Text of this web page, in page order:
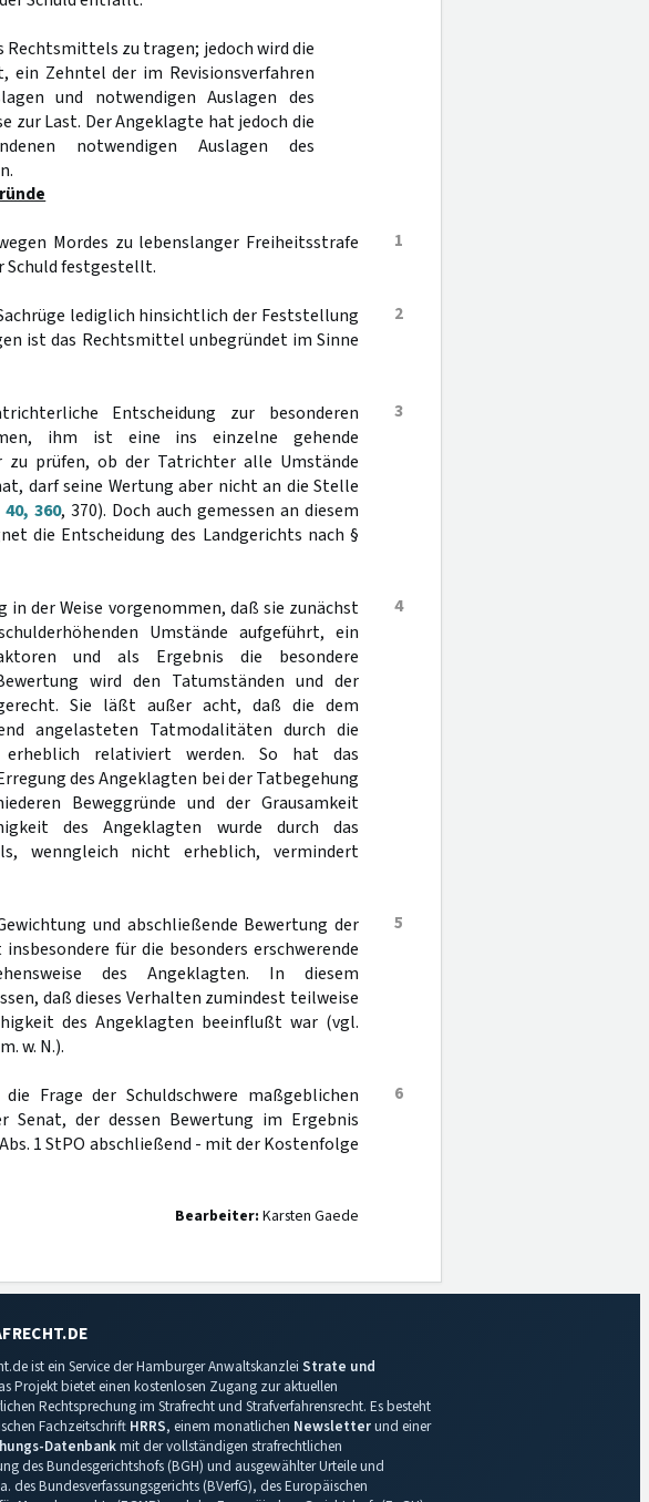
Rechtsmittels zu tragen; jedoch wird die
ein Zehntel der im Revisionsverfahren
und notwendigen Auslagen des
zur Last. Der Angeklagte hat jedoch die
notwendigen Auslagen des
1
Mordes zu lebenslanger Freiheitsstrafe
Schuld festgestellt.
2
lediglich hinsichtlich der Feststellung
ist das Rechtsmittel unbegründet im Sinne
3
Entscheidung zur besonderen
ihm ist eine ins einzelne gehende
prüfen, ob der Tatrichter alle Umstände
darf seine Wertung aber nicht an die Stelle
40, 360, 370). Doch auch gemessen an diesem
die Entscheidung des Landgerichts nach §
4
der Weise vorgenommen, daß sie zunächst
Umstände aufgeführt, ein
und als Ergebnis die besondere
wird den Tatumständen und der
Sie läßt außer acht, daß die dem
angelasteten Tatmodalitäten durch die
erheblich relativiert werden. So hat das
des Angeklagten bei der Tatbegehung
Beweggründe und der Grausamkeit
des Angeklagten wurde durch das
wenngleich nicht erheblich, vermindert
5
und abschließende Bewertung der
für die besonders erschwerende
des Angeklagten. In diesem
daß dieses Verhalten zumindest teilweise
des Angeklagten beeinflußt war (vgl.
w. N.).
6
Frage der Schuldschwere maßgeblichen
Senat, der dessen Bewertung im Ergebnis
1 StPO abschließend - mit der Kostenfolge
Bearbeiter: Karsten Gaede
ist ein Service der Hamburger Anwaltskanzlei Strate und
Projekt bietet einen kostenlosen Zugang zur aktuellen
Rechtsprechung im Strafrecht und Strafverfahrensrecht. Es besteht
Fachzeitschrift HRRS, einem monatlichen Newsletterund einer
Datenbankmit der vollständigen strafrechtlichen
des Bundesgerichtshofs (BGH) und ausgewählter Urteile und
des Bundesverfassungsgerichts (BVerfG), des Europäischen